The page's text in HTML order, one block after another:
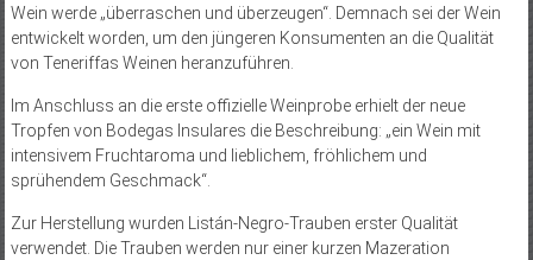
Wein werde „überraschen und überzeugen“. Demnach sei der Wein
entwickelt worden, um den jüngeren Konsumenten an die Qualität
von Teneriffas Weinen heranzuführen.
Im Anschluss an die erste offizielle Weinprobe erhielt der neue
Tropfen von Bodegas Insulares die Beschreibung: „ein Wein mit
intensivem Fruchtaroma und lieblichem, fröhlichem und
sprühendem Geschmack“.
Zur Herstellung wurden Listán-Negro-Trauben erster Qualität
verwendet. Die Trauben werden nur einer kurzen Mazeration